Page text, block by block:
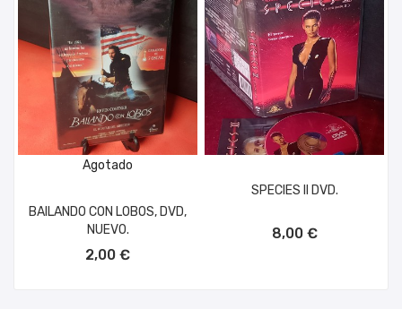
Agotado
BAILANDO CON LOBOS, DVD,
NUEVO.
2,00 €
SPECIES II DVD.
8,00 €